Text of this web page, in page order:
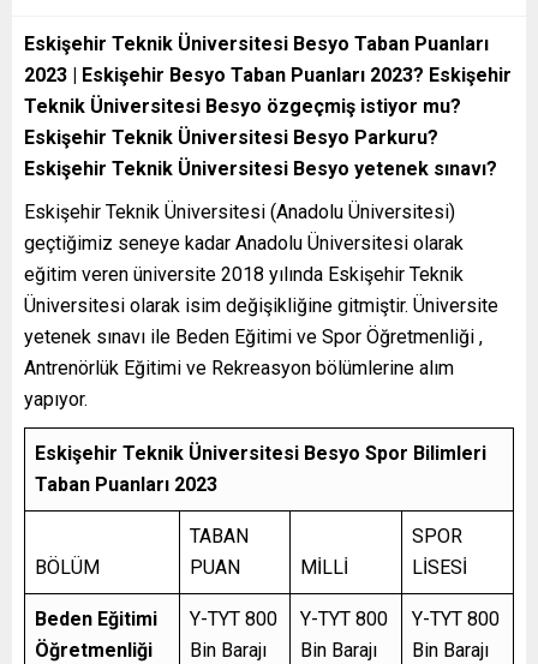
Eskişehir Teknik Üniversitesi Besyo Taban Puanları
2023 | Eskişehir Besyo Taban Puanları 2023? Eskişehir
Teknik Üniversitesi Besyo özgeçmiş istiyor mu?
Eskişehir Teknik Üniversitesi Besyo Parkuru?
Eskişehir Teknik Üniversitesi Besyo yetenek sınavı?
Eskişehir Teknik Üniversitesi (Anadolu Üniversitesi)
geçtiğimiz seneye kadar Anadolu Üniversitesi olarak
eğitim veren üniversite 2018 yılında Eskişehir Teknik
Üniversitesi olarak isim değişikliğine gitmiştir. Üniversite
yetenek sınavı ile Beden Eğitimi ve Spor Öğretmenliği ,
Antrenörlük Eğitimi ve Rekreasyon bölümlerine alım
yapıyor.
Eskişehir Teknik Üniversitesi Besyo Spor Bilimleri
Taban Puanları 2023
BÖLÜM
TABAN
PUAN
MİLLİ
SPOR
LİSESİ
Beden Eğitimi
Öğretmenliği
Y-TYT 800
Bin Barajı
Y-TYT 800
Bin Barajı
Y-TYT 800
Bin Barajı